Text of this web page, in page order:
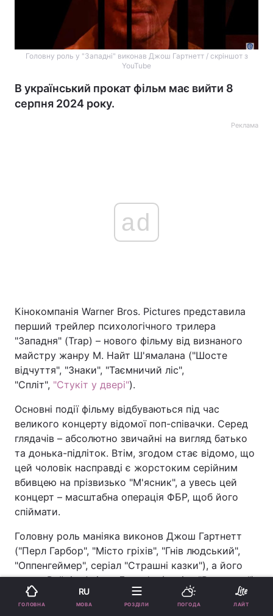
Головну роль у "Западні" виконав Джош Гартнетт / скріншот з
YouTube
В український прокат фільм має вийти 8
серпня 2024 року.
Реклама
ad
Кінокомпанія Warner Bros. Pictures представила
перший трейлер психологічного трилера
"Западня" (Trap) – нового фільму від визнаного
майстру жанру М. Найт Ш'ямалана ("Шосте
відчуття", "Знаки", "Таємничий ліс",
"Спліт", "Стукіт у двері").
Основні події фільму відбуваються під час
великого концерту відомої поп-співачки. Серед
глядачів – абсолютно звичайні на вигляд батько
та донька-підліток. Втім, згодом стає відомо, що
цей чоловік насправді є жорстоким серійним
вбивцею на прізвизько "М'ясник", а увесь цей
концерт – масштабна операція ФБР, щоб його
спіймати.
Головну роль маніяка виконов Джош Гартнетт
("Перл Гарбор", "Місто гріхів", "Гнів людський",
"Оппенгеймер", серіал "Страшні казки"), а його
дочки Райлі – Аріель Доног'ю (серіал "Вовк як я").
Поп-зірку Lady Raven зіграла американська R&B-
співачка Saleka (старша донька режисера М.
ГОЛОВНА
RU
МОВА РОЗДІЛИ ПОГОДА ЛАЙТ